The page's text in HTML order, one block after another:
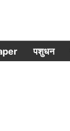
पशुधन